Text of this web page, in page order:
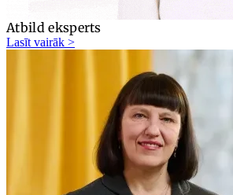
Atbild eksperts
Lasīt vairāk >